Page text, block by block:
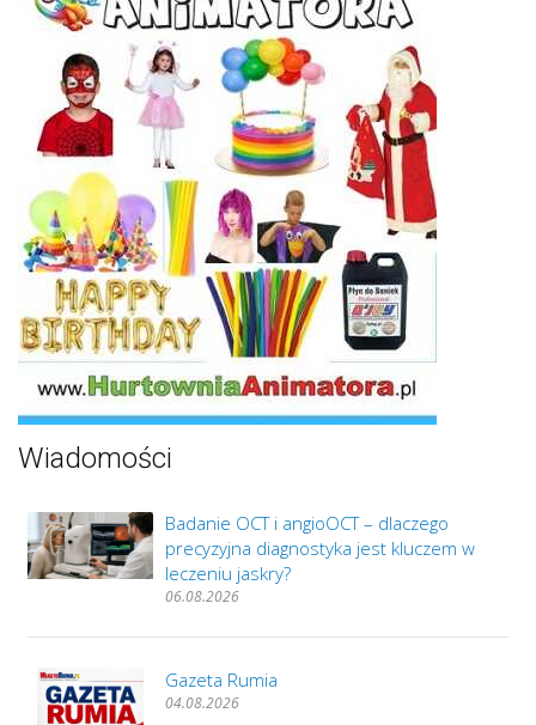
Wiadomości
Badanie OCT i angioOCT – dlaczego
precyzyjna diagnostyka jest kluczem w
leczeniu jaskry?
06.08.2026
Gazeta Rumia
04.08.2026